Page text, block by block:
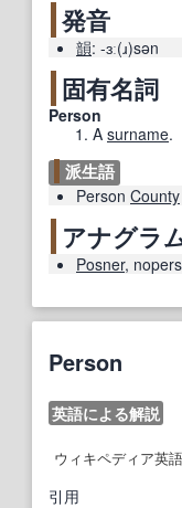
発音
韻: -ɜː(ɹ)sən
固有名詞
Person
A surname.
派生語
Person County
アナグラ
Posner, nopers
Person
英語による解説
ウィキペディア英
引用